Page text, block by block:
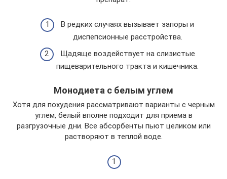
В редких случаях вызывает запоры и
диспепсионные расстройства.
Щадяще воздействует на слизистые
пищеварительного тракта и кишечника.
Монодиета с белым углем
Хотя для похудения рассматривают варианты с черным
углем, белый вполне подходит для приема в
разгрузочные дни. Все абсорбенты пьют целиком или
растворяют в теплой воде.